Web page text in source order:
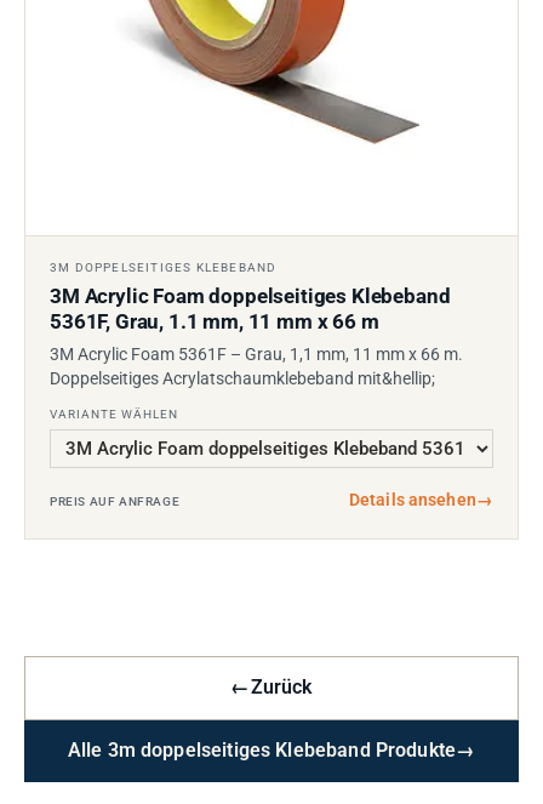
3M DOPPELSEITIGES KLEBEBAND
3M Acrylic Foam doppelseitiges Klebeband
5361F, Grau, 1.1 mm, 11 mm x 66 m
3M Acrylic Foam 5361F – Grau, 1,1 mm, 11 mm x 66 m.
Doppelseitiges Acrylatschaumklebeband mit&hellip;
VARIANTE WÄHLEN
PREIS AUF ANFRAGE Details ansehen→
←Zurück
Alle 3m doppelseitiges Klebeband Produkte→